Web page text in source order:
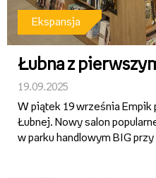
Ekspansja
Łubna z
19.09.2025
W piątek 19 września Empik
Łubnej. Nowy salon
w parku handlowym BIG